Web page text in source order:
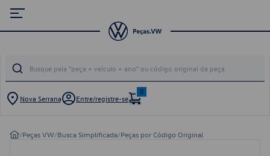
Nova Serrana Entre/registre-se
0
/Peças VW/Busca Simplificada/Peças por Código Original